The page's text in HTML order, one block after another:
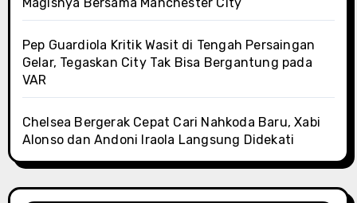
Pep Guardiola Kritik Wasit di Tengah Persaingan
Gelar, Tegaskan City Tak Bisa Bergantung pada
VAR
Chelsea Bergerak Cepat Cari Nahkoda Baru, Xabi
Alonso dan Andoni Iraola Langsung Didekati